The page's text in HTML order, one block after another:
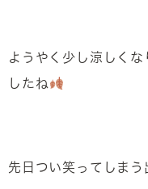
ようやく少し涼しく
したね
先日つい笑ってしまう